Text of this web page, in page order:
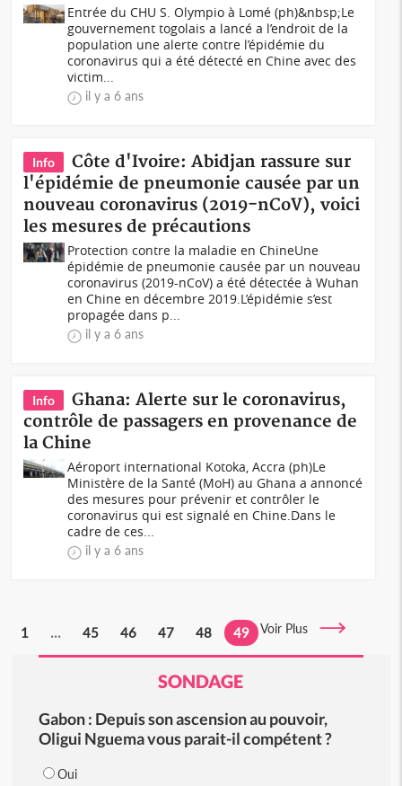
Entrée du CHU S. Olympio à Lomé (ph)&nbsp;Le
gouvernement togolais a lancé a l’endroit de la
population une alerte contre l’épidémie du
coronavirus qui a été détecté en Chine avec des
victim...
il y a 6 ans
Info
Côte d'Ivoire: Abidjan rassure sur
l'épidémie de pneumonie causée par un
nouveau coronavirus (2019-nCoV), voici
les mesures de précautions
Protection contre la maladie en ChineUne
épidémie de pneumonie causée par un nouveau
coronavirus (2019-nCoV) a été détectée à Wuhan
en Chine en décembre 2019.L’épidémie s’est
propagée dans p...
il y a 6 ans
Info
Ghana: Alerte sur le coronavirus,
contrôle de passagers en provenance de
la Chine
Aéroport international Kotoka, Accra (ph)Le
Ministère de la Santé (MoH) au Ghana a annoncé
des mesures pour prévenir et contrôler le
coronavirus qui est signalé en Chine.Dans le
cadre de ces...
il y a 6 ans
1 ... 45 46 47 48 49 Voir Plus
SONDAGE
Gabon : Depuis son ascension au pouvoir,
Oligui Nguema vous parait-il compétent ?
Oui